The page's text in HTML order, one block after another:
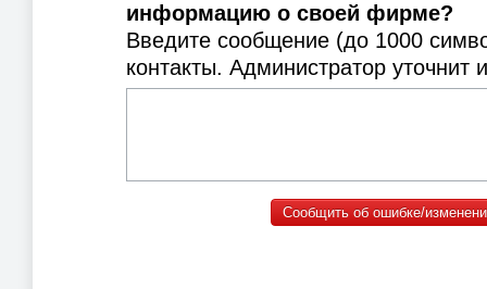
информацию о своей фирме?
Введите сообщение (до 1000
контакты. Администратор